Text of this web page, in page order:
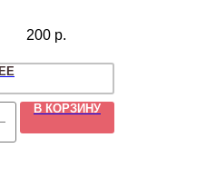
200 р.
В КОРЗИНУ